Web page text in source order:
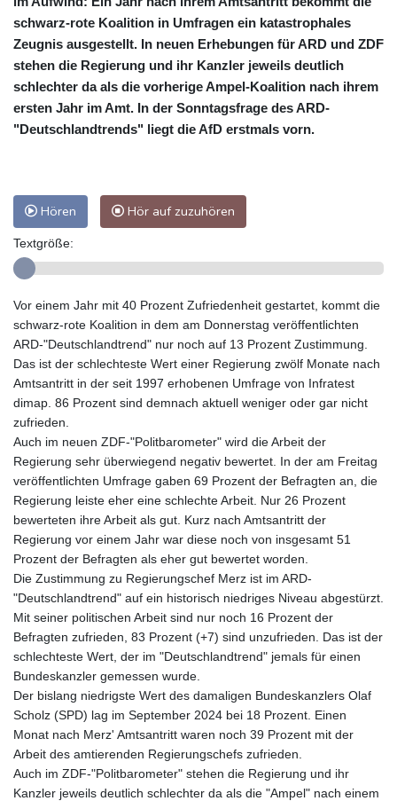
schwarz-rote Koalition in Umfragen ein katastrophales
Zeugnis ausgestellt. In neuen Erhebungen für ARD und ZDF
stehen die Regierung und ihr Kanzler jeweils deutlich
schlechter da als die vorherige Ampel-Koalition nach ihrem
ersten Jahr im Amt. In der Sonntagsfrage des ARD-
"Deutschlandtrends" liegt die AfD erstmals vorn.
Hören Hör auf zuzuhören
Textgröße:
Vor einem Jahr mit 40 Prozent Zufriedenheit gestartet, kommt die
schwarz-rote Koalition in dem am Donnerstag veröffentlichten
ARD-"Deutschlandtrend" nur noch auf 13 Prozent Zustimmung.
Das ist der schlechteste Wert einer Regierung zwölf Monate nach
Amtsantritt in der seit 1997 erhobenen Umfrage von Infratest
dimap. 86 Prozent sind demnach aktuell weniger oder gar nicht
zufrieden.
Auch im neuen ZDF-"Politbarometer" wird die Arbeit der
Regierung sehr überwiegend negativ bewertet. In der am Freitag
veröffentlichten Umfrage gaben 69 Prozent der Befragten an, die
Regierung leiste eher eine schlechte Arbeit. Nur 26 Prozent
bewerteten ihre Arbeit als gut. Kurz nach Amtsantritt der
Regierung vor einem Jahr war diese noch von insgesamt 51
Prozent der Befragten als eher gut bewertet worden.
Die Zustimmung zu Regierungschef Merz ist im ARD-
"Deutschlandtrend" auf ein historisch niedriges Niveau abgestürzt.
Mit seiner politischen Arbeit sind nur noch 16 Prozent der
Befragten zufrieden, 83 Prozent (+7) sind unzufrieden. Das ist der
schlechteste Wert, der im "Deutschlandtrend" jemals für einen
Bundeskanzler gemessen wurde.
Der bislang niedrigste Wert des damaligen Bundeskanzlers Olaf
Scholz (SPD) lag im September 2024 bei 18 Prozent. Einen
Monat nach Merz' Amtsantritt waren noch 39 Prozent mit der
Arbeit des amtierenden Regierungschefs zufrieden.
Auch im ZDF-"Politbarometer" stehen die Regierung und ihr
Kanzler jeweils deutlich schlechter da als die "Ampel" nach einem